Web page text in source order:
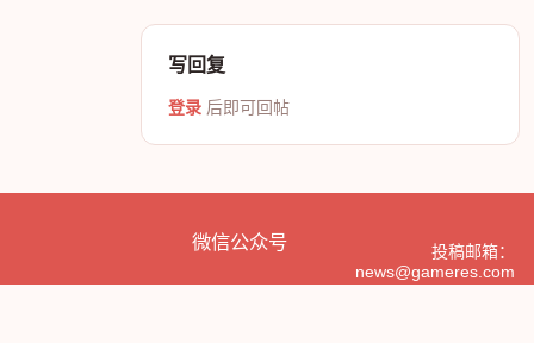
写回复
登录 后即可回帖
微信公众号
投稿邮箱：
news@gameres.com